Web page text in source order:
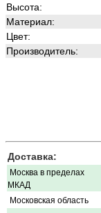
Высота:
Материал:
Цвет:
Производитель:
Доставка:
Москва в пределах
МКАД
Московская область